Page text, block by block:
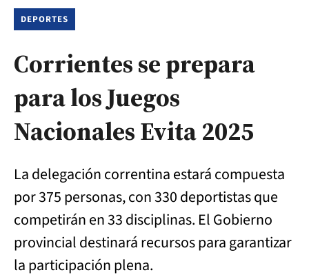
DEPORTES
Corrientes se prepara
para los Juegos
Nacionales Evita 2025
La delegación correntina estará compuesta
por 375 personas, con 330 deportistas que
competirán en 33 disciplinas. El Gobierno
provincial destinará recursos para garantizar
la participación plena.